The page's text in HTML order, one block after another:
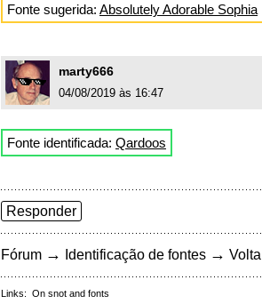
Fonte sugerida: Absolutely Adorable Sophia
marty666
04/08/2019 às 16:47
Fonte identificada: Qardoos
Responder
Fórum → Identificação de fontes →
Links: On snot and fonts